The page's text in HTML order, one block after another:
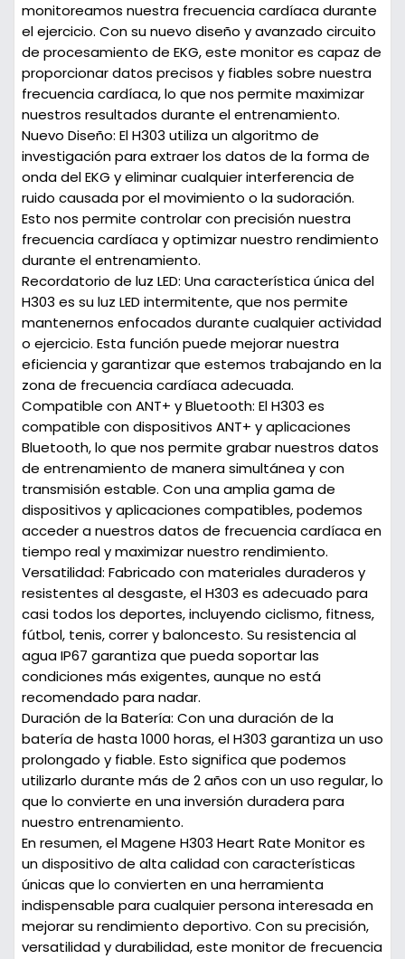
monitoreamos nuestra frecuencia cardíaca durante
el ejercicio. Con su nuevo diseño y avanzado circuito
de procesamiento de EKG, este monitor es capaz de
proporcionar datos precisos y fiables sobre nuestra
frecuencia cardíaca, lo que nos permite maximizar
nuestros resultados durante el entrenamiento.
Nuevo Diseño: El H303 utiliza un algoritmo de
investigación para extraer los datos de la forma de
onda del EKG y eliminar cualquier interferencia de
ruido causada por el movimiento o la sudoración.
Esto nos permite controlar con precisión nuestra
frecuencia cardíaca y optimizar nuestro rendimiento
durante el entrenamiento.
Recordatorio de luz LED: Una característica única del
H303 es su luz LED intermitente, que nos permite
mantenernos enfocados durante cualquier actividad
o ejercicio. Esta función puede mejorar nuestra
eficiencia y garantizar que estemos trabajando en la
zona de frecuencia cardíaca adecuada.
Compatible con ANT+ y Bluetooth: El H303 es
compatible con dispositivos ANT+ y aplicaciones
Bluetooth, lo que nos permite grabar nuestros datos
de entrenamiento de manera simultánea y con
transmisión estable. Con una amplia gama de
dispositivos y aplicaciones compatibles, podemos
acceder a nuestros datos de frecuencia cardíaca en
tiempo real y maximizar nuestro rendimiento.
Versatilidad: Fabricado con materiales duraderos y
resistentes al desgaste, el H303 es adecuado para
casi todos los deportes, incluyendo ciclismo, fitness,
fútbol, tenis, correr y baloncesto. Su resistencia al
agua IP67 garantiza que pueda soportar las
condiciones más exigentes, aunque no está
recomendado para nadar.
Duración de la Batería: Con una duración de la
batería de hasta 1000 horas, el H303 garantiza un uso
prolongado y fiable. Esto significa que podemos
utilizarlo durante más de 2 años con un uso regular, lo
que lo convierte en una inversión duradera para
nuestro entrenamiento.
En resumen, el Magene H303 Heart Rate Monitor es
un dispositivo de alta calidad con características
únicas que lo convierten en una herramienta
indispensable para cualquier persona interesada en
mejorar su rendimiento deportivo. Con su precisión,
versatilidad y durabilidad, este monitor de frecuencia